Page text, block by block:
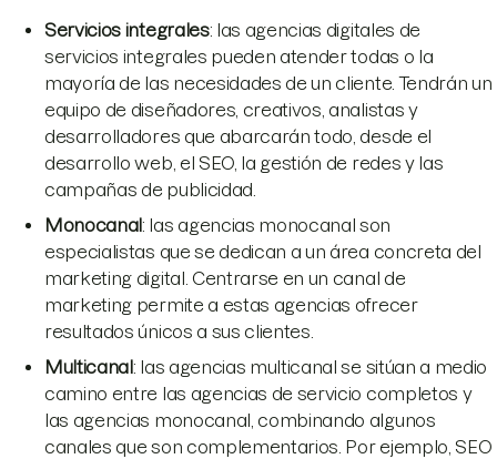
Servicios integrales: las agencias digitales de
servicios integrales pueden atender todas o la
mayoría de las necesidades de un cliente. Tendrán un
equipo de diseñadores, creativos, analistas y
desarrolladores que abarcarán todo, desde el
desarrollo web, el SEO, la gestión de redes y las
campañas de publicidad.
Monocanal: las agencias monocanal son
especialistas que se dedican a un área concreta del
marketing digital. Centrarse en un canal de
marketing permite a estas agencias ofrecer
resultados únicos a sus clientes.
Multicanal: las agencias multicanal se sitúan a medio
camino entre las agencias de servicio completos y
las agencias monocanal, combinando algunos
canales que son complementarios. Por ejemplo, SEO